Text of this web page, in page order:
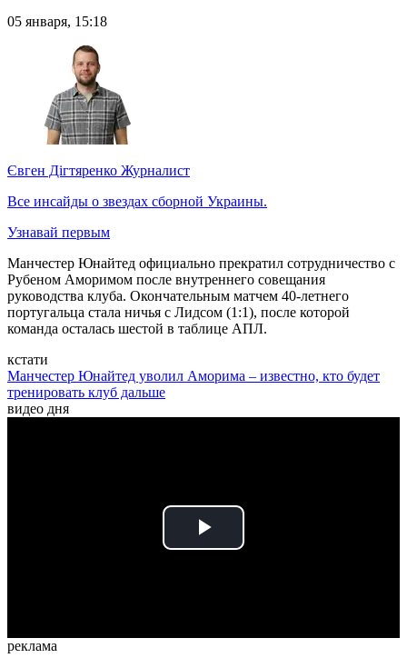
05 января, 15:18
Євген Дігтяренко Журналист
Все инсайды о звездах сборной Украины.
Узнавай первым
Манчестер Юнайтед официально прекратил сотрудничество с
Рубеном Аморимом после внутреннего совещания
руководства клуба. Окончательным матчем 40-летнего
португальца стала ничья с Лидсом (1:1), после которой
команда осталась шестой в таблице АПЛ.
кстати
Манчестер Юнайтед уволил Аморима – известно, кто будет
тренировать клуб дальше
видео дня
Play
реклама